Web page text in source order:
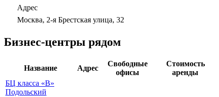
Адрес
Москва, 2-я Брестская улица, 32
Бизнес-центры рядом
Название Адрес
Свободные
офисы
Стоимость
аренды
БЦ класса «B»
Подольский